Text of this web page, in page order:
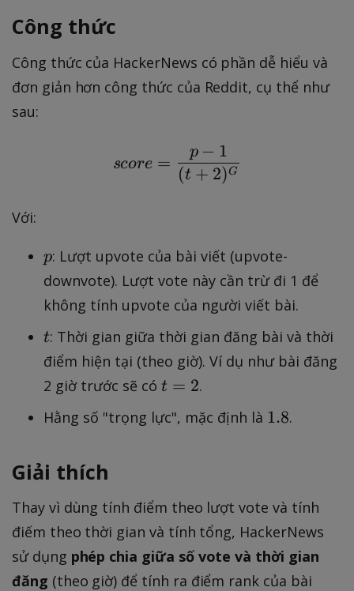
Công thức
Công thức của HackerNews có phần dễ hiểu và
đơn giản hơn công thức của Reddit, cụ thể như
sau:
score=\frac{p-
score =
(t + 2)G
p − 1
Với:
p
p: Lượt upvote của bài viết (upvote-
downvote). Lượt vote này cần trừ đi 1 để
không tính upvote của người viết bài.
t
t: Thời gian giữa thời gian đăng bài và thời
điểm hiện tại (theo giờ). Ví dụ như bài đăng
2 giờ trước sẽ có t
2
t = 2.
Hằng số "trọng lực", mặc định là 1
1.8.
Giải thích
Thay vì dùng tính điểm theo lượt vote và tính
điếm theo thời gian và tính tổng, HackerNews
sử dụng phép chia giữa số vote và thời gian
đăng (theo giờ) để tính ra điểm rank của bài